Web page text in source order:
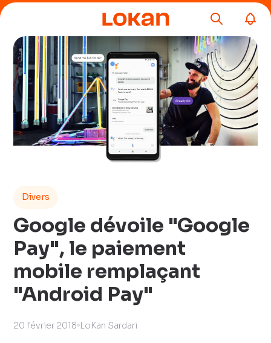
Divers
Google dévoile "Google
Pay", le paiement
mobile remplaçant
"Android Pay"
20 février 2018 LoKan Sardari